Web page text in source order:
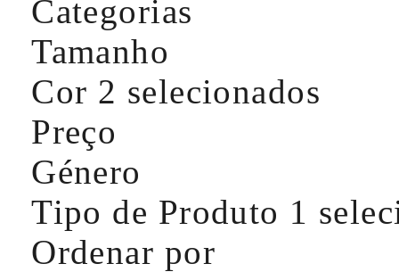
Categorias
Tamanho
Cor 2 selecionados
Preço
Género
Tipo de Produto 1
Ordenar por